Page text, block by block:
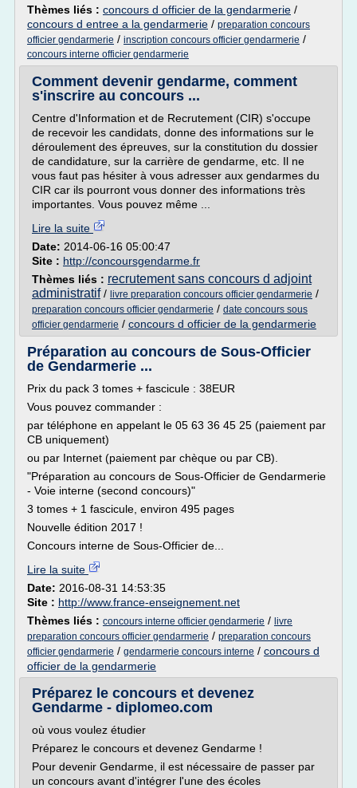
Thèmes liés : concours d officier de la gendarmerie /
concours d entree a la gendarmerie / preparation concours
officier gendarmerie / inscription concours officier gendarmerie /
concours interne officier gendarmerie
Comment devenir gendarme, comment
s'inscrire au concours ...
Centre d'Information et de Recrutement (CIR) s'occupe
de recevoir les candidats, donne des informations sur le
déroulement des épreuves, sur la constitution du dossier
de candidature, sur la carrière de gendarme, etc. Il ne
vous faut pas hésiter à vous adresser aux gendarmes du
CIR car ils pourront vous donner des informations très
importantes. Vous pouvez même ...
Lire la suite
Date: 2014-06-16 05:00:47
Site : http://concoursgendarme.fr
Thèmes liés : recrutement sans concours d adjoint
administratif/ livre preparation concours officier gendarmerie /
preparation concours officier gendarmerie / date concours sous
officier gendarmerie / concours d officier de la gendarmerie
Préparation au concours de Sous-Officier
de Gendarmerie ...
Prix du pack 3 tomes + fascicule : 38EUR
Vous pouvez commander :
par téléphone en appelant le 05 63 36 45 25 (paiement par
CB uniquement)
ou par Internet (paiement par chèque ou par CB).
"Préparation au concours de Sous-Officier de Gendarmerie
- Voie interne (second concours)"
3 tomes + 1 fascicule, environ 495 pages
Nouvelle édition 2017 !
Concours interne de Sous-Officier de...
Lire la suite
Date: 2016-08-31 14:53:35
Site : http://www.france-enseignement.net
Thèmes liés : concours interne officier gendarmerie / livre
preparation concours officier gendarmerie / preparation concours
officier gendarmerie / gendarmerie concours interne / concours d
officier de la gendarmerie
Préparez le concours et devenez
Gendarme - diplomeo.com
où vous voulez étudier
Préparez le concours et devenez Gendarme !
Pour devenir Gendarme, il est nécessaire de passer par
un concours avant d'intégrer l'une des écoles